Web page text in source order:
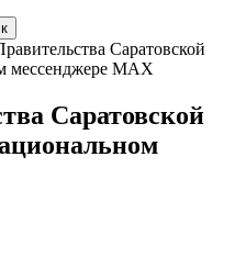
Саратовской
мессенджере MAX
Саратовской